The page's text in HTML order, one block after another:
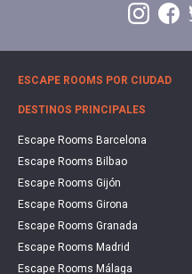
ESCAPE ROOMS POR CIUDAD
DESTINOS PRINCIPALES
Escape Rooms Barcelona
Escape Rooms Bilbao
Escape Rooms Gijón
Escape Rooms Girona
Escape Rooms Granada
Escape Rooms Madrid
Escape Rooms Málaga